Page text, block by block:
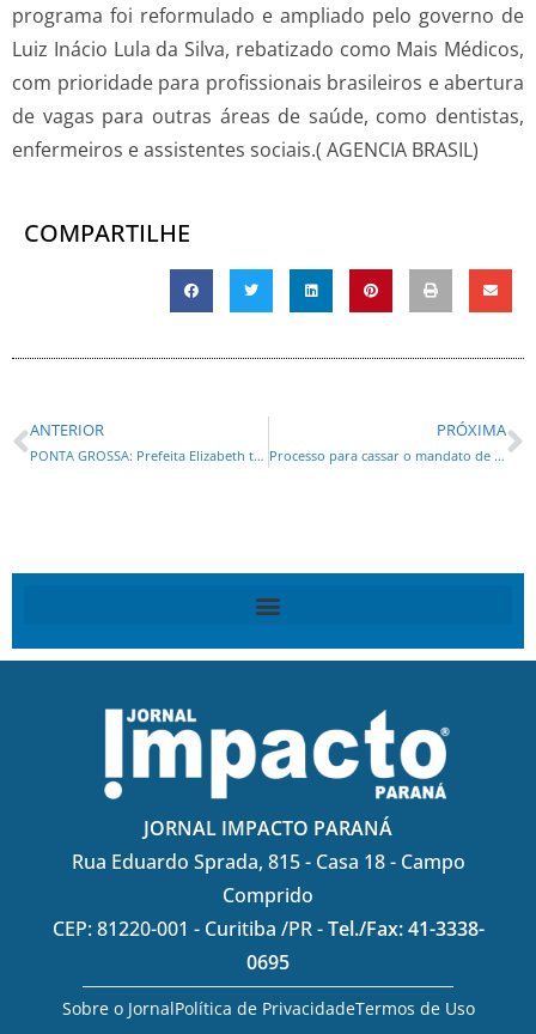
programa foi reformulado e ampliado pelo governo de
Luiz Inácio Lula da Silva, rebatizado como Mais Médicos,
com prioridade para profissionais brasileiros e abertura
de vagas para outras áreas de saúde, como dentistas,
enfermeiros e assistentes sociais.( AGENCIA BRASIL)
COMPARTILHE
ANTERIOR
PONTA GROSSA: Prefeita Elizabeth tem contas aprovadas pelo TCE pelo quarto ano consecutivo
PRÓXIMA
Processo para cassar o mandato de Eduardo Bolsonaro está no Conselho de Ética a pedido de Hugo Motta
JORNAL IMPACTO PARANÁ
Rua Eduardo Sprada, 815 - Casa 18 - Campo
Comprido
CEP: 81220-001 - Curitiba /PR -Tel./Fax: 41-3338-
0695
Sobre o JornalPolítica de PrivacidadeTermos de Uso